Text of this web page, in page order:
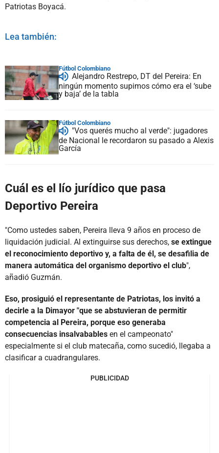
Patriotas Boyacá.
Lea también:
Fútbol Colombiano
Alejandro Restrepo, DT del Pereira: En
ningún momento supimos cómo era el ‘sube
y baja’ de la tabla
Fútbol Colombiano
"Vos querés mucho al verde": jugadores
de Nacional le recordaron su pasado a Alexis
García
Cuál es el lío jurídico que pasa
Deportivo Pereira
"Como ustedes saben, Pereira lleva 9 años en proceso de
liquidación judicial. Al extinguirse sus derechos, se extingue
el reconocimiento deportivo y, a falta de él, se desafilia de
manera automática del organismo deportivo el club",
añadió Guzmán.
Eso, prosiguió el representante de Patriotas, los invitó a
decirle a la Dimayor "que se abstuvieran de permitir
competencia al Pereira, porque eso generaba
consecuencias insalvabables en el campeonato"
especialmente si el club matecaña, como sucedió, llegaba a
clasificar a cuadrangulares.
PUBLICIDAD